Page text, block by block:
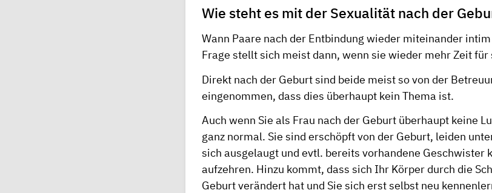
Wie steht es mit der Sexualität nach der
Wann Paare nach der Entbindung wieder miteinander
Frage stellt sich meist dann, wenn sie wieder mehr Zeit für
Direkt nach der Geburt sind beide meist so von der
eingenommen, dass dies überhaupt kein Thema ist.
Auch wenn Sie als Frau nach der Geburt überhaupt keine
ganz normal. Sie sind erschöpft von der Geburt, leiden
sich ausgelaugt und evtl. bereits vorhandene Geschwister
aufzehren. Hinzu kommt, dass sich Ihr Körper durch die
Geburt verändert hat und Sie sich erst selbst neu